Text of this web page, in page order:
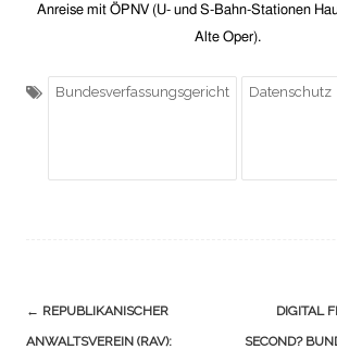
Anreise mit ÖPNV (U- und S-Bahn-Stationen
Alte Oper).
Bundesverfassungsgericht Datenschutz
Navigation
(Beiträge)
← REPUBLIKANISCHER
ANWALTSVEREIN (RAV):
DIGITAL
SECOND?